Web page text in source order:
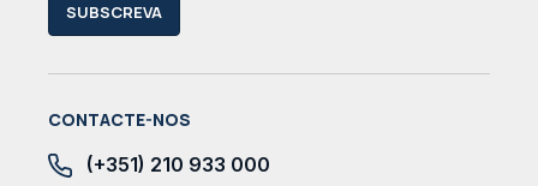
SUBSCREVA
CONTACTE-NOS
(+351) 210 933 000